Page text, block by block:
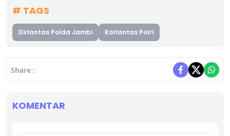
# TAGS
Dirlantas Polda Jambi Korlantas Polri
Share :
KOMENTAR